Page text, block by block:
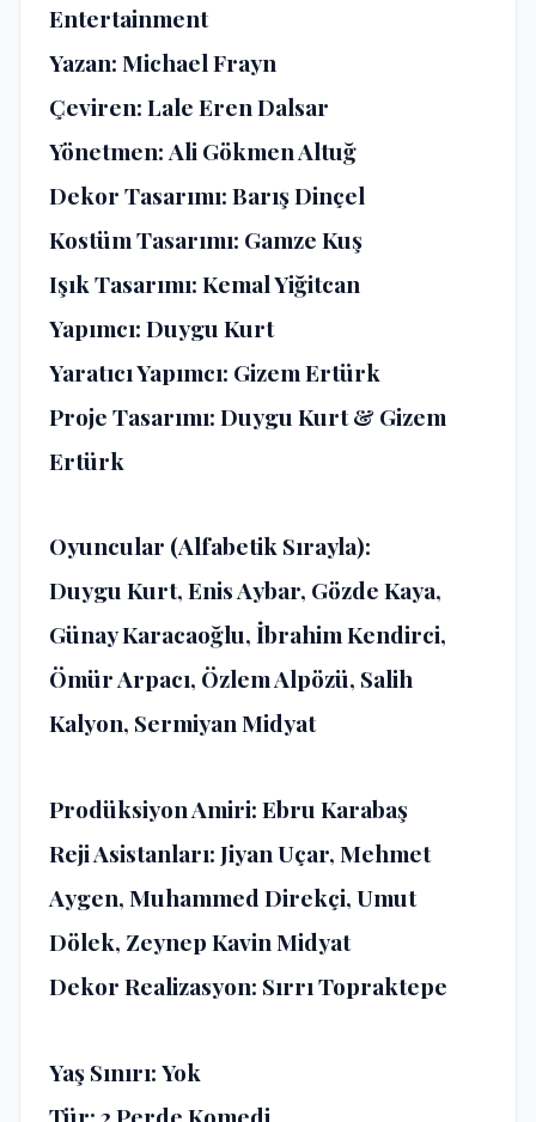
Entertainment
Yazan:Michael Frayn
Çeviren:Lale Eren Dalsar
Yönetmen: Ali Gökmen Altuğ
Dekor Tasarımı:Barış Dinçel
Kostüm Tasarımı: Gamze Kuş
Işık Tasarımı:Kemal Yiğitcan
Yapımcı:Duygu Kurt
Yaratıcı Yapımcı: Gizem Ertürk
Proje Tasarımı:Duygu Kurt & Gizem
Ertürk
Oyuncular (Alfabetik Sırayla):
Duygu Kurt, Enis Aybar, Gözde Kaya,
Günay Karacaoğlu, İbrahim Kendirci,
Ömür Arpacı, Özlem Alpözü, Salih
Kalyon, Sermiyan Midyat
Prodüksiyon Amiri:Ebru Karabaş
Reji Asistanları:Jiyan Uçar, Mehmet
Aygen, Muhammed Direkçi, Umut
Dölek, Zeynep Kavin Midyat
Dekor Realizasyon: Sırrı Topraktepe
Yaş Sınırı:Yok
Tür:2 Perde Komedi